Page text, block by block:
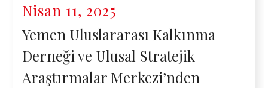
Nisan 11, 2025
Yemen Uluslararası Kalkınma
Derneği ve Ulusal Stratejik
Araştırmalar Merkezi’nden